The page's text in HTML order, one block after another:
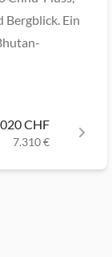
Bergblick. Ein
CHF
7.310 €